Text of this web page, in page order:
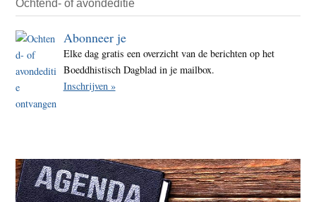
Ochtend- of avondeditie
Abonneer je
Elke dag gratis een overzicht van de berichten op het
Boeddhistisch Dagblad in je mailbox.
Inschrijven »